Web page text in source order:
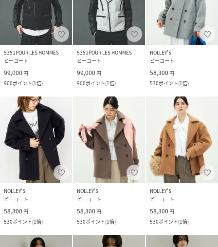
5351POUR LES HOMMES
ピーコート
99,000 円
900ポイント(1倍)
5351POUR LES HOMMES
ピーコート
99,000 円
900ポイント(1倍)
NOLLEY'S
ピーコート
58,300 円
530ポイント(1倍)
NOLLEY'S
ピーコート
58,300 円
530ポイント(1倍)
NOLLEY'S
ピーコート
58,300 円
530ポイント(1倍)
NOLLEY'S
ピーコート
58,300 円
530ポイント(1倍)